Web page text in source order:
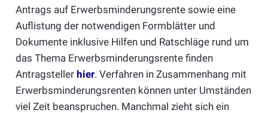
Antrags auf Erwerbsminderungsrente sowie eine
Auflistung der notwendigen Formblätter und
Dokumente inklusive Hilfen und Ratschläge rund um
das Thema Erwerbsminderungsrente finden
Antragsteller hier. Verfahren in Zusammenhang mit
Erwerbsminderungsrenten können unter Umständen
viel Zeit beanspruchen. Manchmal zieht sich ein